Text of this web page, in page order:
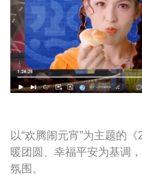
以“欢腾闹元宵”为主题的
暖团圆、幸福平安为基调
氛围。